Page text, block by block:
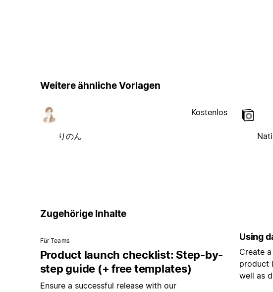
Weitere ähnliche Vorlagen
りのん
Kostenlos
Zugehörige Inhalte
Für Teams
Product launch checklist: Step-by-
step guide (+ free templates)
Ensure a successful release with our
Using
Create
product
well as